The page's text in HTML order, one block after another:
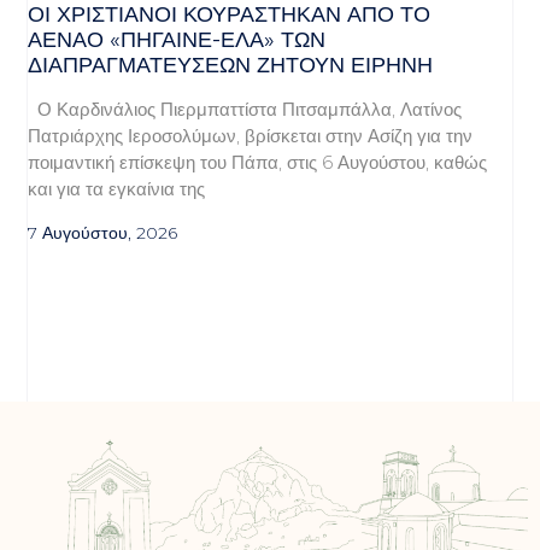
ΟΙ ΧΡΙΣΤΙΑΝΟΊ ΚΟΥΡΆΣΤΗΚΑΝ ΑΠΌ ΤΟ
ΑΈΝΑΟ «ΠΉΓΑΙΝΕ-ΈΛΑ» ΤΩΝ
ΔΙΑΠΡΑΓΜΑΤΕΎΣΕΩΝ ΖΗΤΟΎΝ ΕΙΡΉΝΗ
Ο Καρδινάλιος Πιερμπαττίστα Πιτσαμπάλλα, Λατίνος
Πατριάρχης Ιεροσολύμων, βρίσκεται στην Ασίζη για την
ποιμαντική επίσκεψη του Πάπα, στις 6 Αυγούστου, καθώς
και για τα εγκαίνια της
7 Αυγούστου, 2026